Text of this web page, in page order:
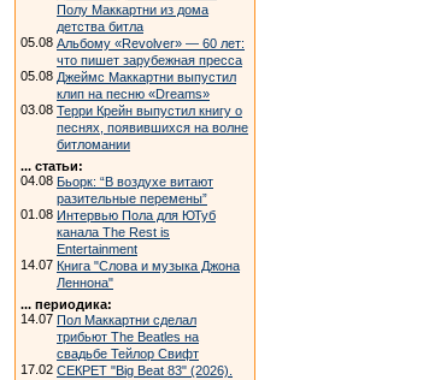
Полу Маккартни из дома
детства битла
05.08 Альбому «Revolver» — 60 лет:
что пишет зарубежная пресса
05.08 Джеймс Маккартни выпустил
клип на песню «Dreams»
03.08 Терри Крейн выпустил книгу о
песнях, появившихся на волне
битломании
... статьи:
04.08 Бьорк: “В воздухе витают
разительные перемены”
01.08 Интервью Пола для ЮТуб
канала The Rest is
Entertainment
14.07 Книга "Слова и музыка Джона
Леннона"
... периодика:
14.07 Пол Маккартни сделал
трибьют The Beatles на
свадьбе Тейлор Свифт
17.02 СЕКРЕТ "Big Beat 83" (2026).